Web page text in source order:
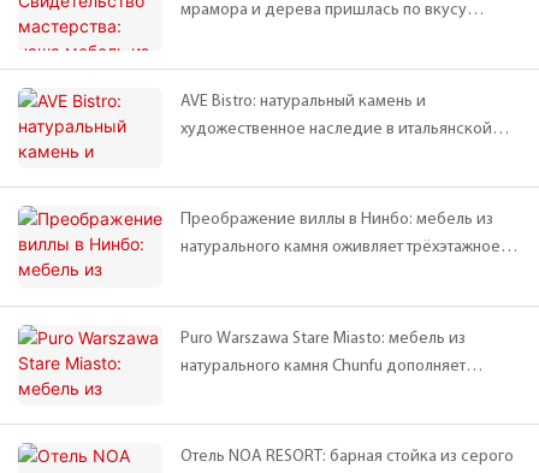
мрамора и дерева пришлась по вкусу
AVE Bistro: натуральный камень и
художественное наследие в итальянской
Преображение виллы в Нинбо: мебель из
натурального камня оживляет трёхэтажное
на Чэня
Puro Warszawa Stare Miasto: мебель из
натурального камня Chunfu дополняет
Отель NOA RESORT: барная стойка из серого